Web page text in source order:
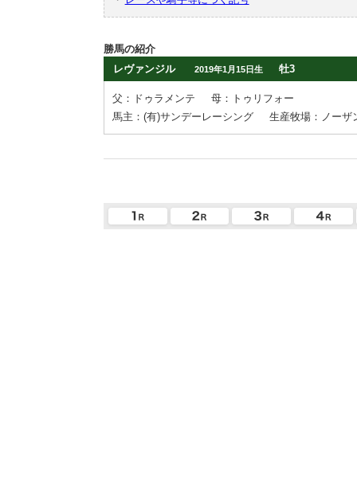
勝馬の紹介
レヴァンジル
2019年1月15日生 牡3
父：ドゥラメンテ
母：トゥリフォー
馬主：(有)サンデーレーシング
生産牧場：ノーザ